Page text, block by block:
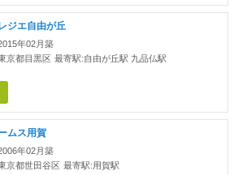
ジエ自由が丘
年02月築
京都目黒区 最寄駅:自由が丘駅 九品仏駅
ムス用賀
年02月築
京都世田谷区 最寄駅:用賀駅